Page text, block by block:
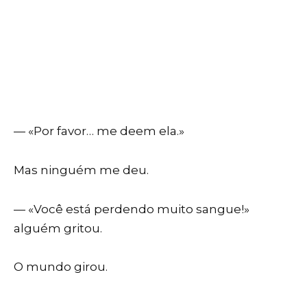
— «Por favor… me deem ela.»
Mas ninguém me deu.
— «Você está perdendo muito sangue!»
alguém gritou.
O mundo girou.